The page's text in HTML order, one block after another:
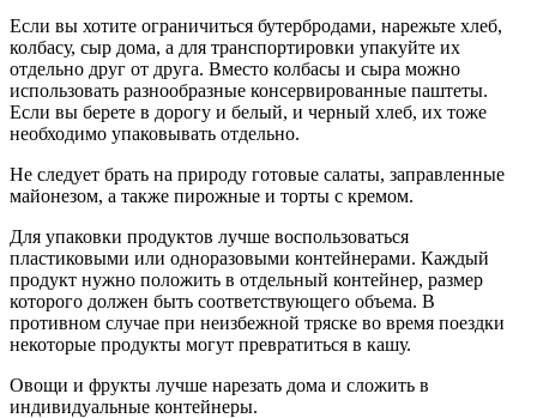
Если вы хотите ограничиться бутербродами, нарежьте хлеб,
колбасу, сыр дома, а для транспортировки упакуйте их
отдельно друг от друга. Вместо колбасы и сыра можно
использовать разнообразные консервированные паштеты.
Если вы берете в дорогу и белый, и черный хлеб, их тоже
необходимо упаковывать отдельно.
Не следует брать на природу готовые салаты, заправленные
майонезом, а также пирожные и торты с кремом.
Для упаковки продуктов лучше воспользоваться
пластиковыми или одноразовыми контейнерами. Каждый
продукт нужно положить в отдельный контейнер, размер
которого должен быть соответствующего объема. В
противном случае при неизбежной тряске во время поездки
некоторые продукты могут превратиться в кашу.
Овощи и фрукты лучше нарезать дома и сложить в
индивидуальные контейнеры.